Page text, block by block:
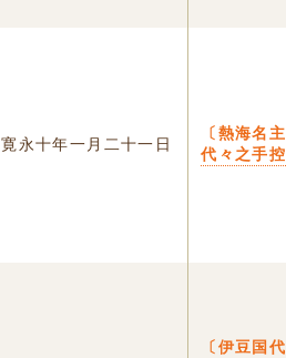
寛永十年一月二十一日
〔熱海名主
代々之手
〔伊豆国